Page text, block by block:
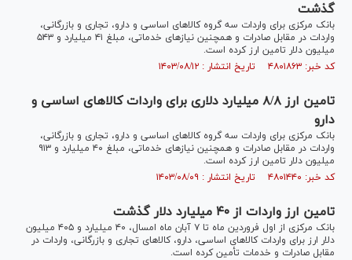
گذشت
بانک مرکزی برای واردات سه گروه کالا‌های اساسی و دارو، تجاری و بازرگانی،
واردات در مقابل صادرات و همچنین نیاز‌های خدماتی، مبلغ ۴۱ میلیارد و ۵۴۳
میلیون دلار تامین ارز کرده است.
کد خبر: ۴۸۰۱۸۶۳ تاریخ انتشار : ۱۴۰۳/۰۸/۱۲
تامین ارز ۸/۸ میلیارد دلاری برای واردات کالا‌های اساسی و
دارو
بانک مرکزی برای واردات سه گروه کالا‌های اساسی و دارو، تجاری و بازرگانی،
واردات در مقابل صادرات و همچنین نیاز‌های خدماتی، مبلغ ۴۰ میلیارد و ۹۱۳
میلیون دلار تامین ارز کرده است.
کد خبر: ۴۸۰۱۴۴۰ تاریخ انتشار : ۱۴۰۳/۰۸/۰۹
تامین ارز واردات از ۴۰ میلیارد دلار گذشت
بانک مرکزی از اول فروردین ماه تا ۷ آبان ماه امسال، ۴۰ میلیارد و ۴۰۵ میلیون
دلار ارز برای واردات کالا‌های اساسی، دارو، کالا‌های تجاری و بازرگانی، واردات در
مقابل صادرات و خدمات تأمین کرده است.